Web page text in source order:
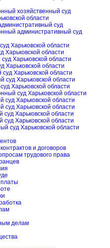
хозяйственный суд
области
суд
административный суд
Харьковской области
Харьковской области
Харьковской области
Харьковской области
Харьковской области
суд Харьковской области
Харьковской области
суд Харьковской области
Харьковской области
суд Харьковской области
Харьковской области
Харьковской области
суд Харьковской области
и договоров
трудового права
делам